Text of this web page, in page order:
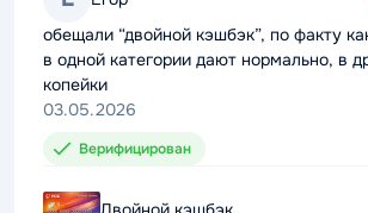
обещали “двойной кэшбэк”, по факту
в одной категории дают нормально, в
копейки
03.05.2026
Верифицирован
обещали “двойной кэшбэк”, по факту
в одной категории дают нормально, в
копейки
03.05.2026
Верифицирован